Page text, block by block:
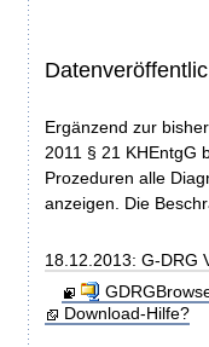
Ergänzend zur
2011 § 21 KHEntgG
Prozeduren alle
anzeigen. Die
18.12.2013: G-DRG
Download-Hilfe?